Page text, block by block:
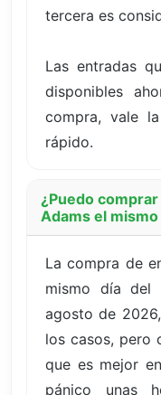
tercera es
Las entradas
disponibles
compra, vale
rápido.
¿Puedo
Adams el
La compra de
mismo día del
agosto de
los casos, pero
que es mejor
pánico unas